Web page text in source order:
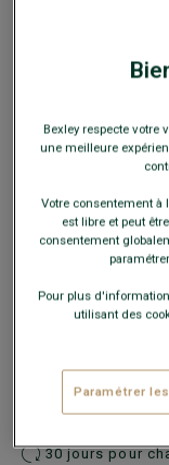
COULEURS
Quelle est ma
+
Voir la
30 jours pour
Bexley respecte votre
une meilleure
Votre consentement
est libre et peut
consentement
Pour plus
utilisant des
Paramétrer